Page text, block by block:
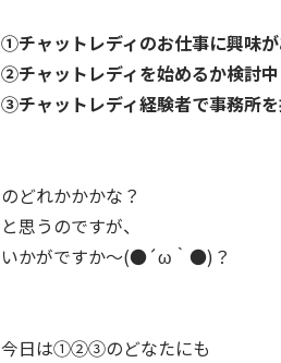
①チャットレディのお仕事に興味
②チャットレディを始めるか検討中
③チャットレディ経験者で事務所
のどれかかかな？
と思うのですが、
いかがですか～(●´ω｀●)？
今日は①②③のどなたにも